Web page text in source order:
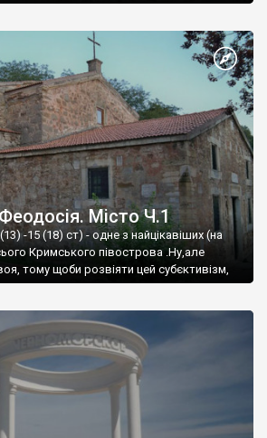
Місто Ч.1
-15 (18) ст) - одне з найцікавіших (на
Кримського півострова .Ну,але
тому щоби розвіяти цей субєктивізм,
це